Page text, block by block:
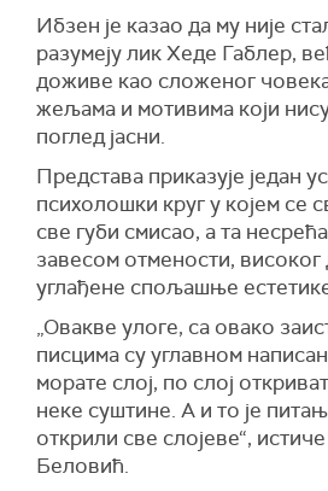
Ибзен је казао да му није
разумеју лик Хеде Габлер,
доживе као сложеног
жељама и мотивима који
поглед јасни.
Представа приказује један
психолошки круг у којем се
све губи смисао, а та
завесом отмености, високог
углађене спољашње
„Овакве улоге, са овако
писцима су углавном
морате слој, по слој
неке суштине. А и то је
открили све слојеве“,
Беловић.